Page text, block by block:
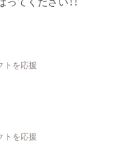
トを応援
トを応援